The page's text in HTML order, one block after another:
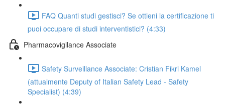
FAQ Quanti studi gestisci? Se ottieni la certificazione ti
puoi occupare di studi interventistici? (4:33)
Pharmacovigilance Associate
Safety Surveillance Associate: Cristian Fikri Kamel
(attualmente Deputy of Italian Safety Lead - Safety
Specialist) (4:39)